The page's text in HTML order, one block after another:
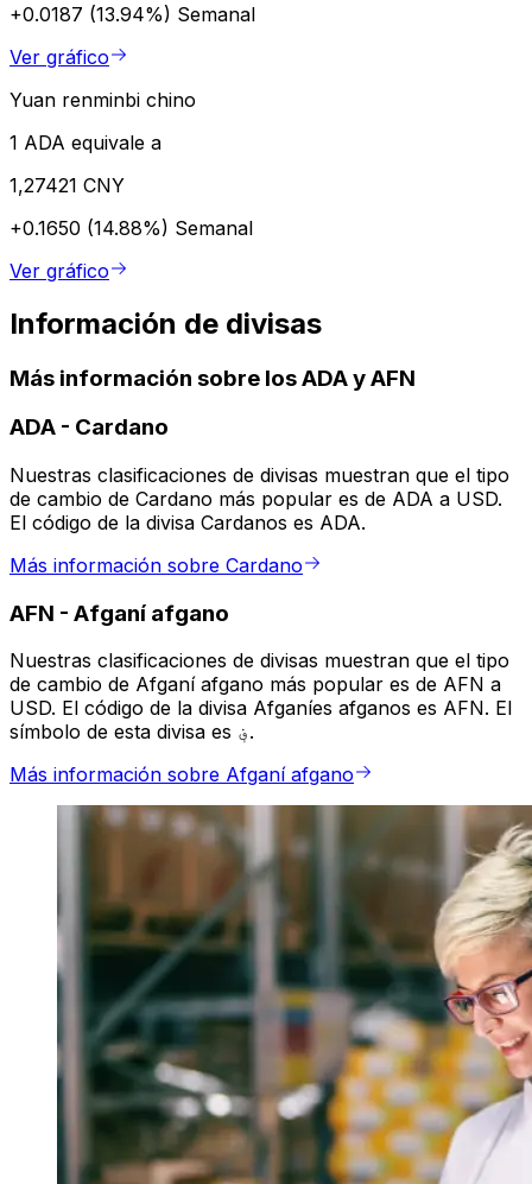
+0.0187 (13.94%) Semanal
Ver gráfico
Yuan renminbi chino
1 ADA equivale a
1,27421 CNY
+0.1650 (14.88%) Semanal
Ver gráfico
Información de divisas
Más información sobre los ADA y AFN
ADA - Cardano
Nuestras clasificaciones de divisas muestran que el tipo
de cambio de Cardano más popular es de ADA a USD.
El código de la divisa Cardanos es ADA.
Más información sobre Cardano
AFN - Afganí afgano
Nuestras clasificaciones de divisas muestran que el tipo
de cambio de Afganí afgano más popular es de AFN a
USD. El código de la divisa Afganíes afganos es AFN. El
símbolo de esta divisa es ؋.
Más información sobre Afganí afgano